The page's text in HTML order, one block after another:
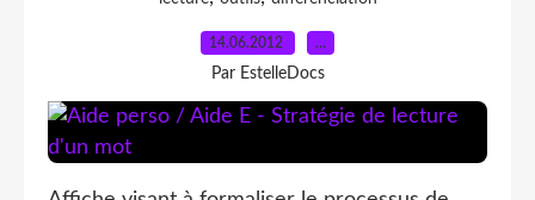
14.06.2012 …
Par EstelleDocs